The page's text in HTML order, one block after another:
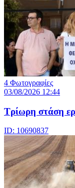
4 Φωτογραφίες
03/08/2026 12:44
Τρίωρη στάση
ID: 10690837